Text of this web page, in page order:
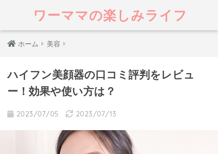
ワーママの楽しみライフ
ホーム 美容
ハイフン美顔器の口コミ評判をレビュ
ー！効果や使い方は？
2023/07/05 2023/07/13